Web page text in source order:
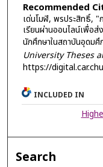
Recommended
เด่นโมฬี, พรประสิทธิ์,
เรียนผ่านออนไลน์เพื่อส่
นักศึกษาในสถาบันอุดม
University Theses
https://
INCLUDED IN
Search